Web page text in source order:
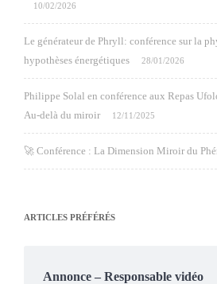
10/02/2026
Le générateur de Phryll: conférence sur la
hypothèses énergétiques
28/01/2026
Philippe Solal en conférence aux Repas
Au-delà du miroir
12/11/2025
🚀 Conférence : La Dimension Miroir du
ARTICLES PRÉFÉRÉS
Annonce – Responsable vidéo